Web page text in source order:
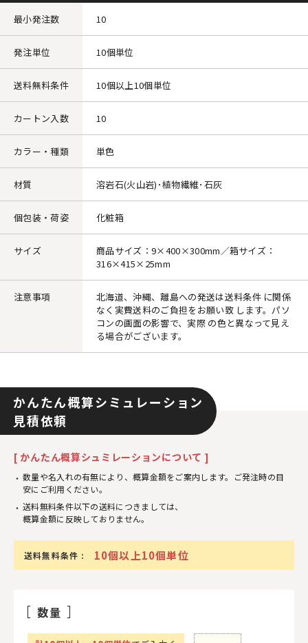
最小発注数 10
発注単位 10個単位
送料無料条件 10個以上10個単位
カートン入数 10
カラー・種類 単色
材質 溶岩石(火山岩)･植物繊維･石灰
個包装・荷姿 化粧箱
サイズ
商品サイズ：9×400×300mm／箱サイズ：
316×415×25mm
注意事項
北海道、沖縄、離島への発送は送料条件 に関係
なく実費送料のご負担をお願い致 します。パソ
コンの画面の影響で、実際 の色と異なって見え
る場合がございます。
かんたん概算シミュレーション
見積依頼
[ かんたん概算シュミレーションについて ]
数量や名入れの有無により、概算金額をご案内します。ご発注時の目
安にご利用ください。
送料無料条件以下の送料につきましては、
概算金額に反映しておりません。
送料無料条件 : 10個以上10個単位
数量